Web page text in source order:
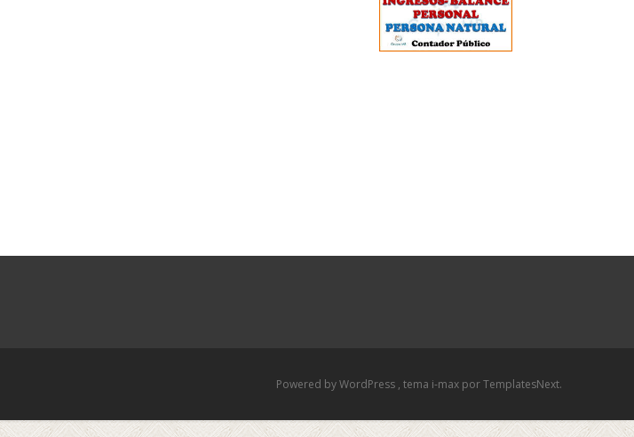
Powered by WordPress , tema i-max por TemplatesNext.